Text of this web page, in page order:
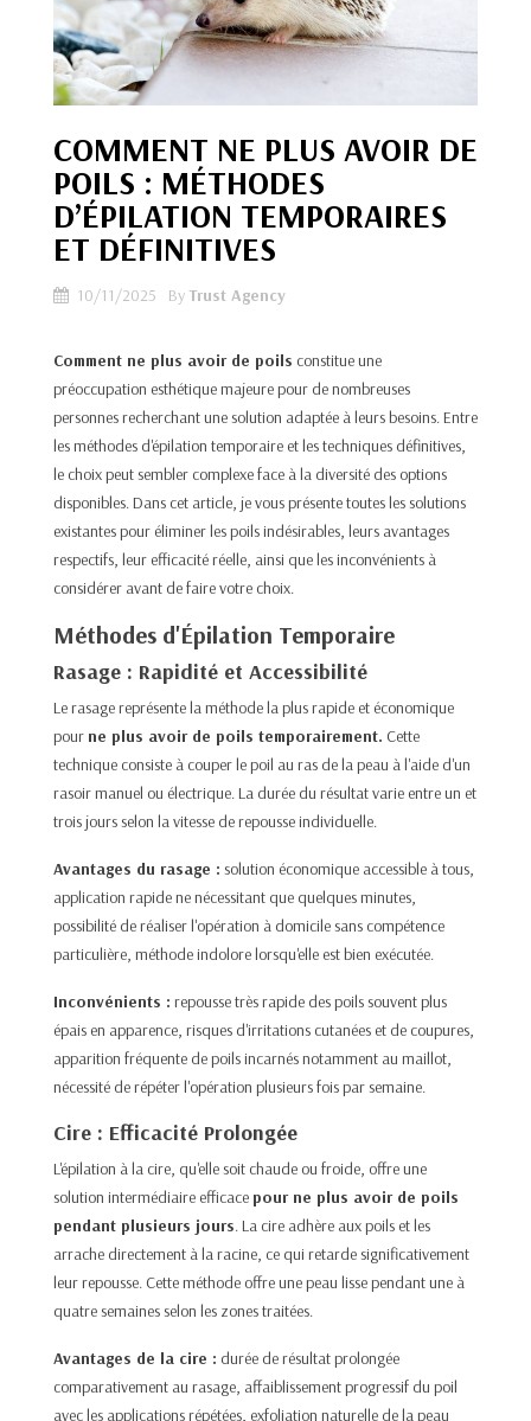
COMMENT NE PLUS AVOIR DE
POILS : MÉTHODES
D’ÉPILATION TEMPORAIRES
ET DÉFINITIVES
10/11/2025 ByTrust Agency
Comment ne plus avoir de poils constitue une
préoccupation esthétique majeure pour de nombreuses
personnes recherchant une solution adaptée à leurs besoins. Entre
les méthodes d'épilation temporaire et les techniques définitives,
le choix peut sembler complexe face à la diversité des options
disponibles. Dans cet article, je vous présente toutes les solutions
existantes pour éliminer les poils indésirables, leurs avantages
respectifs, leur efficacité réelle, ainsi que les inconvénients à
considérer avant de faire votre choix.​
Méthodes d'Épilation Temporaire
Rasage : Rapidité et Accessibilité
Le rasage représente la méthode la plus rapide et économique
pour ne plus avoir de poils temporairement. Cette
technique consiste à couper le poil au ras de la peau à l'aide d'un
rasoir manuel ou électrique. La durée du résultat varie entre un et
trois jours selon la vitesse de repousse individuelle.​
Avantages du rasage : solution économique accessible à tous,
application rapide ne nécessitant que quelques minutes,
possibilité de réaliser l'opération à domicile sans compétence
particulière, méthode indolore lorsqu'elle est bien exécutée.
Inconvénients : repousse très rapide des poils souvent plus
épais en apparence, risques d'irritations cutanées et de coupures,
apparition fréquente de poils incarnés notamment au maillot,
nécessité de répéter l'opération plusieurs fois par semaine.​
Cire : Efficacité Prolongée
L'épilation à la cire, qu'elle soit chaude ou froide, offre une
solution intermédiaire efficace pour ne plus avoir de poils
pendant plusieurs jours. La cire adhère aux poils et les
arrache directement à la racine, ce qui retarde significativement
leur repousse. Cette méthode offre une peau lisse pendant une à
quatre semaines selon les zones traitées.​
Avantages de la cire : durée de résultat prolongée
comparativement au rasage, affaiblissement progressif du poil
avec les applications répétées, exfoliation naturelle de la peau